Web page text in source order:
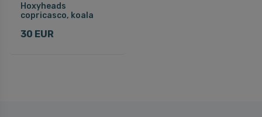
Hoxyheads
copricasco, koala
30 EUR